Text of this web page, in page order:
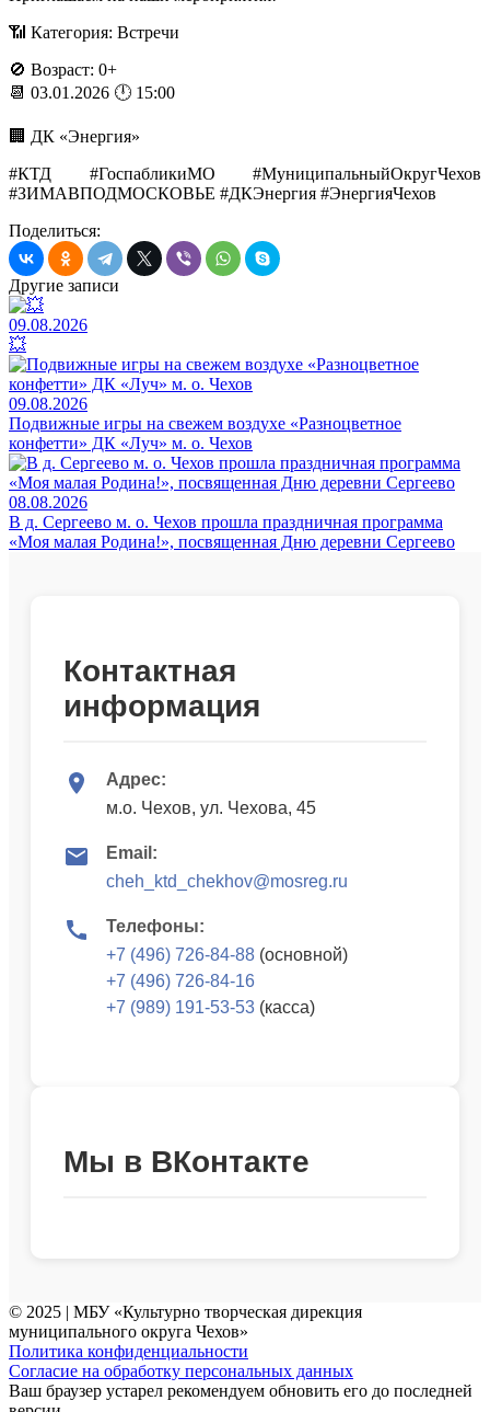
📶 Категория: Встречи
🚫 Возраст: 0+
📆 03.01.2026 🕛 15:00
🏢 ДК «Энергия»
#КТД #ГоспабликиМО #МуниципальныйОкругЧехов
#ЗИМАВПОДМОСКОВЬЕ #ДКЭнергия #ЭнергияЧехов
Поделиться:
Другие записи
09.08.2026
💥
09.08.2026
Подвижные игры на свежем воздухе «Разноцветное
конфетти» ДК «Луч» м. о. Чехов
08.08.2026
В д. Сергеево м. о. Чехов прошла праздничная программа
«Моя малая Родина!», посвященная Дню деревни Сергеево
Контактная
информация
Адрес:
м.о. Чехов, ул. Чехова, 45
Email:
cheh_ktd_chekhov@mosreg.ru
Телефоны:
+7 (496) 726-84-88 (основной)
+7 (496) 726-84-16
+7 (989) 191-53-53 (касса)
Мы в ВКонтакте
© 2025 | МБУ «Культурно творческая дирекция
муниципального округа Чехов»
Политика конфиденциальности
Согласие на обработку персональных данных
Ваш браузер устарел рекомендуем обновить его до последней